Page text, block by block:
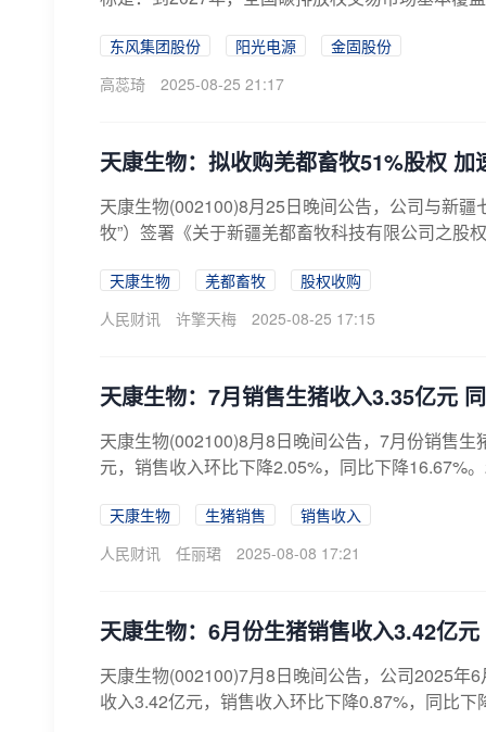
东风集团股份 阳光电源
金固股份
高蕊琦
2025-08-25 21:17
天康生物：拟收购羌都畜牧51%股权 加
天康生物(002100)8月25日晚间公告，公司与新
牧”）签署《关于新疆羌都畜牧科技有限公司之股
天康生物 羌都畜牧
股权收购
人民财讯
许擎天梅 2025-08-25 17:15
天康生物：7月销售生猪收入3.35亿元
天康生物(002100)8月8日晚间公告，7月份销售
元，销售收入环比下降2.05%，同比下降16.67%
天康生物 生猪销售
销售收入
人民财讯
任丽珺 2025-08-08 17:21
天康生物：6月份生猪销售收入3.42亿
天康生物(002100)7月8日晚间公告，公司2025年
收入3.42亿元，销售收入环比下降0.87%，同比下